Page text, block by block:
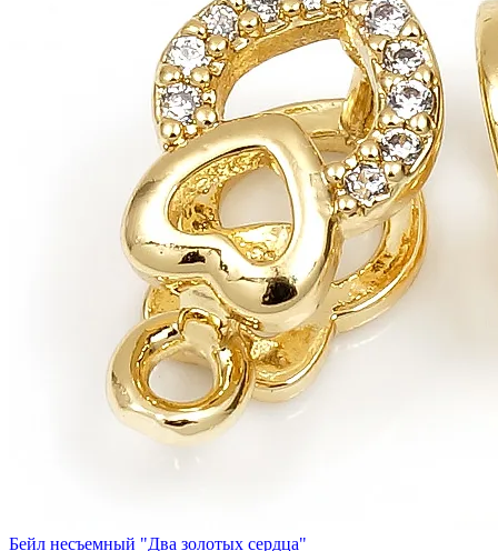
Бейл несъемный "Два золотых сердца"